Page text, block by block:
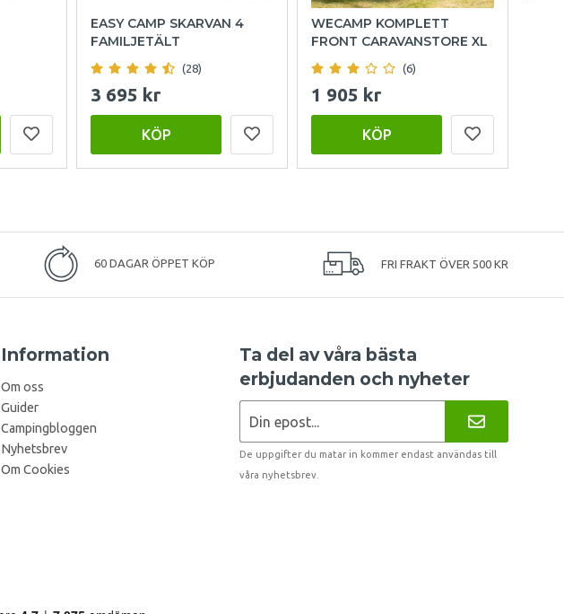
EASY CAMP SKARVAN 4
FAMILJETÄLT
(28)
3 695 kr
KÖP
WECAMP KOMPLETT
FRONT CARAVANSTORE XL
(6)
1 905 kr
KÖP
60 DAGAR ÖPPET KÖP FRI FRAKT ÖVER 500 KR
Information
Om oss
Guider
Campingbloggen
Nyhetsbrev
Om Cookies
Ta del av våra bästa
erbjudanden och nyheter
De uppgifter du matar in kommer endast användas till
våra nyhetsbrev.